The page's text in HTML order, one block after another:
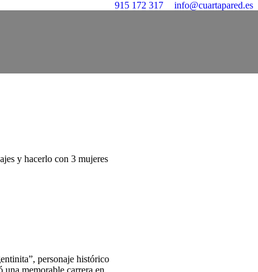
915 172 317 info@cuartapared.es
y hacerlo con 3 mujeres
personaje histórico
una memorable carrera en